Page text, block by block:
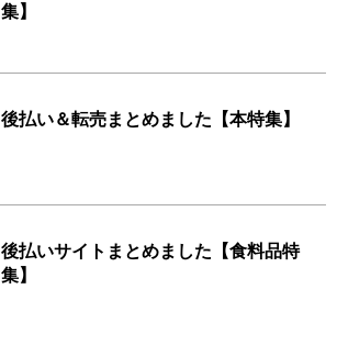
集】
後払い＆転売まとめました【本特集】
後払いサイトまとめました【食料品特
集】